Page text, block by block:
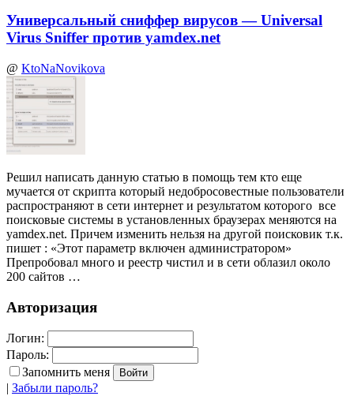
Универсальный сниффер вирусов — Universal
Virus Sniffer против yamdex.net
@ KtoNaNovikova
Решил написать данную статью в помощь тем кто еще
мучается от скрипта который недобросовестные пользователи
распространяют в сети интернет и результатом которого все
поисковые системы в установленных браузерах меняются на
yamdex.net. Причем изменить нельзя на другой поисковик т.к.
пишет : «Этот параметр включен администратором»
Препробовал много и реестр чистил и в сети облазил около
200 сайтов …
Авторизация
Логин:
Пароль:
Запомнить меня
| Забыли пароль?